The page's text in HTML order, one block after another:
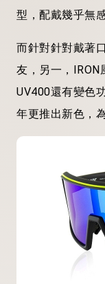
型，配戴幾乎無
而針對針對戴著
友，另一，IRON
UV400還有變色
年更推出新色，